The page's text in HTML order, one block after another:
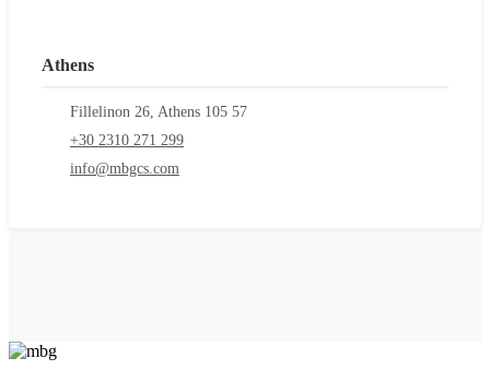
Athens
Fillelinon 26, Athens 105 57
+30 2310 271 299
info@mbgcs.com